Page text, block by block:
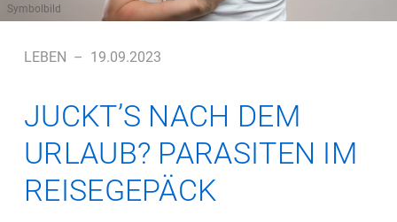
Symbolbild
LEBEN – 19.09.2023
JUCKT’S NACH DEM
URLAUB? PARASITEN IM
REISEGEPÄCK